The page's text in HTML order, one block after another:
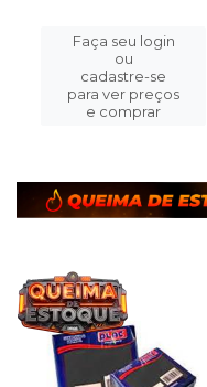
Faça seu login
ou
cadastre-se
para ver preços
e comprar